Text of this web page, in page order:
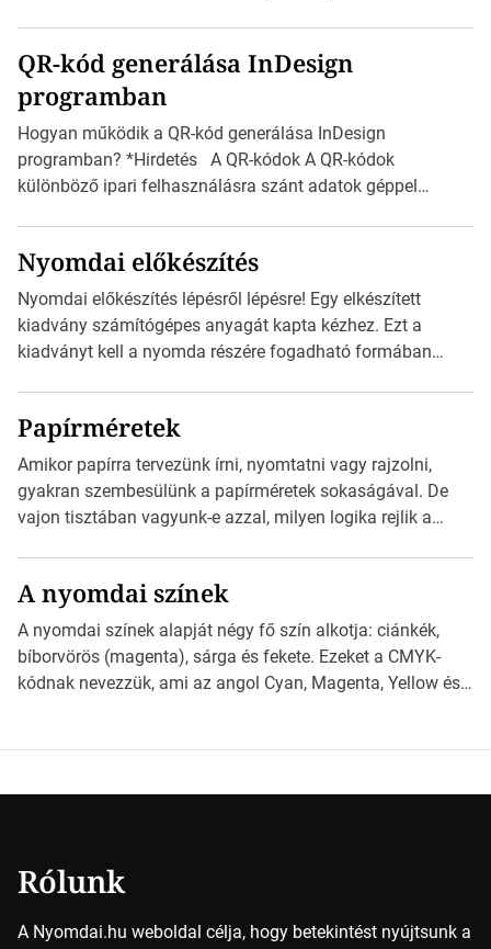
mutatja az A4-es papírlaphoz viszonyítva. Az amerikai és
észak-amerikai boríték méretére az ISO 216 nem
vonatkozik. Boríték méretének táblázata C0-tól […]
QR-kód generálása InDesign
programban
Hogyan működik a QR-kód generálása InDesign
programban? *Hirdetés A QR-kódok A QR-kódok
különböző ipari felhasználásra szánt adatok géppel
okostelefonjára telepíthet egy QR-kód-leolvasó
alkalmazást, ami leolvasni és dekódolni képes az URL-
információt és átirányítja a telefon böngészőjét a cég
weblapjára. A QR-kód beolvasása után a felhasználó
Nyomdai előkészítés
Nyomdai előkészítés lépésről lépésre! Egy elkészített
kiadvány számítógépes anyagát kapta kézhez. Ezt a
kiadványt kell a nyomda részére fogadható formában
Illustratorban készült vektorgrafika. *Hirdetés Minden
esetben konzultáljunk a nyomdával, mielőtt elkezdjük a
nyomdai előkészítést!Nehogy az elkészült munka után
derüljön ki, hogy valamit másképp kellett volna csinálni! […]
Papírméretek
Amikor papírra tervezünk írni, nyomtatni vagy rajzolni,
gyakran szembesülünk a papírméretek sokaságával. De
vajon tisztában vagyunk-e azzal, milyen logika rejlik a
*Hirdetés Ebben a cikkben a papírméretek izgalmas
világába kalauzolunk el téged, hogy jobban megértsd,
milyen szempontok alapján érdemes választanod a
jövőben. Bevezetés a papírméretek világába A […]
A nyomdai színek
A nyomdai színek alapját négy fő szín alkotja: ciánkék,
bíborvörös (magenta), sárga és fekete. Ezeket a CMYK-
kódnak nevezzük, ami az angol Cyan, Magenta, Yellow és
Rólunk
A Nyomdai.hu weboldal célja, hogy betekintést nyújtsunk a